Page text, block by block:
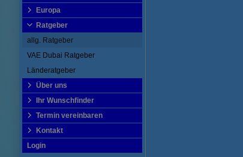
Europa
Ratgeber
allg. Ratgeber
VAE Dubai Ratgeber
Länderatgeber
Über uns
Ihr Wunschfinder
Termin vereinbaren
Kontakt
Login